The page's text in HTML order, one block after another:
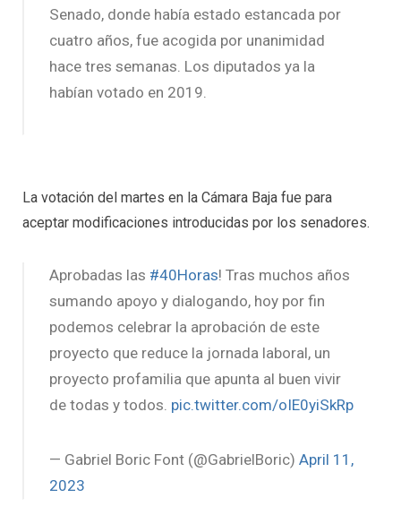
Senado, donde había estado estancada por
cuatro años, fue acogida por unanimidad
hace tres semanas. Los diputados ya la
habían votado en 2019.
La votación del martes en la Cámara Baja fue para
aceptar modificaciones introducidas por los senadores.
Aprobadas las #40Horas! Tras muchos años
sumando apoyo y dialogando, hoy por fin
podemos celebrar la aprobación de este
proyecto que reduce la jornada laboral, un
proyecto profamilia que apunta al buen vivir
de todas y todos. pic.twitter.com/oIE0yiSkRp
— Gabriel Boric Font (@GabrielBoric) April 11,
2023